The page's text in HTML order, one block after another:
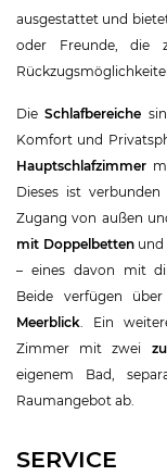
ausgestattet und
oder Freunde, die
DieSchlafbereiche
Komfort und
Hauptschlafzimmer
Dieses ist
Zugang von außen
mit Doppelbettenund
– eines davon mit
Beide verfügen
Meerblick . Ein
Zimmer mit zwei
eigenem Bad,
Raumangebot ab.
SERVICE